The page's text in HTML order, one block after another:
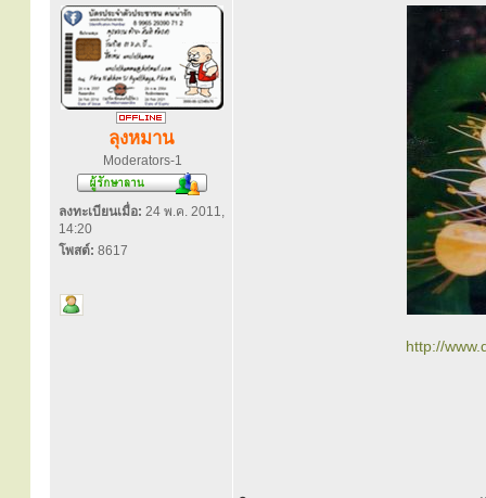
ลุงหมาน
Moderators-1
ลงทะเบียนเมื่อ: 24 พ.ค. 2011,
14:20
โพสต์: 8617
http://